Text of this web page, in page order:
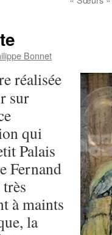
Bonnet
réalisée
sur
qui
Palais
Fernand
à maints
la